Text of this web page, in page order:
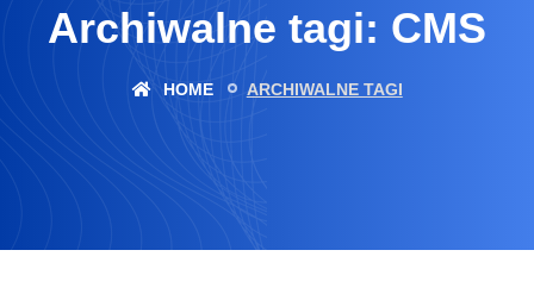
Archiwalne tagi: CMS
HOME ARCHIWALNE TAGI